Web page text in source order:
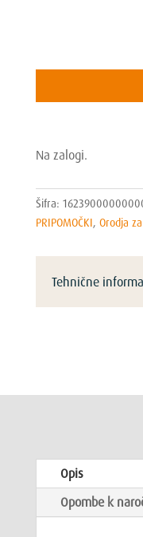
long
Na zalogi.
Šifra:
PRIPOMOČKI, Orodja
Tehnične
Opis
Opombe k